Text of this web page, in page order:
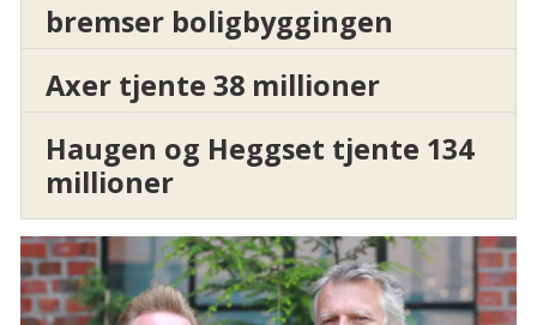
bremser boligbyggingen
Axer tjente 38 millioner
Haugen og Heggset tjente 134
millioner